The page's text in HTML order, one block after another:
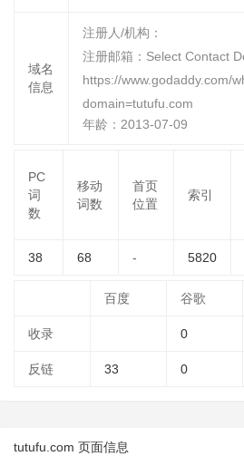
域名
信息
注册人/机构：
注册邮箱：Select Contact
https://www.godaddy.com/
domain=tutufu.com
年龄：2013-07-09
PC
词
数
移动
词数
首页
位置
索引
38 68 - 5820
百度 谷歌
收录 0
反链 33 0
tutufu.com 页面信息